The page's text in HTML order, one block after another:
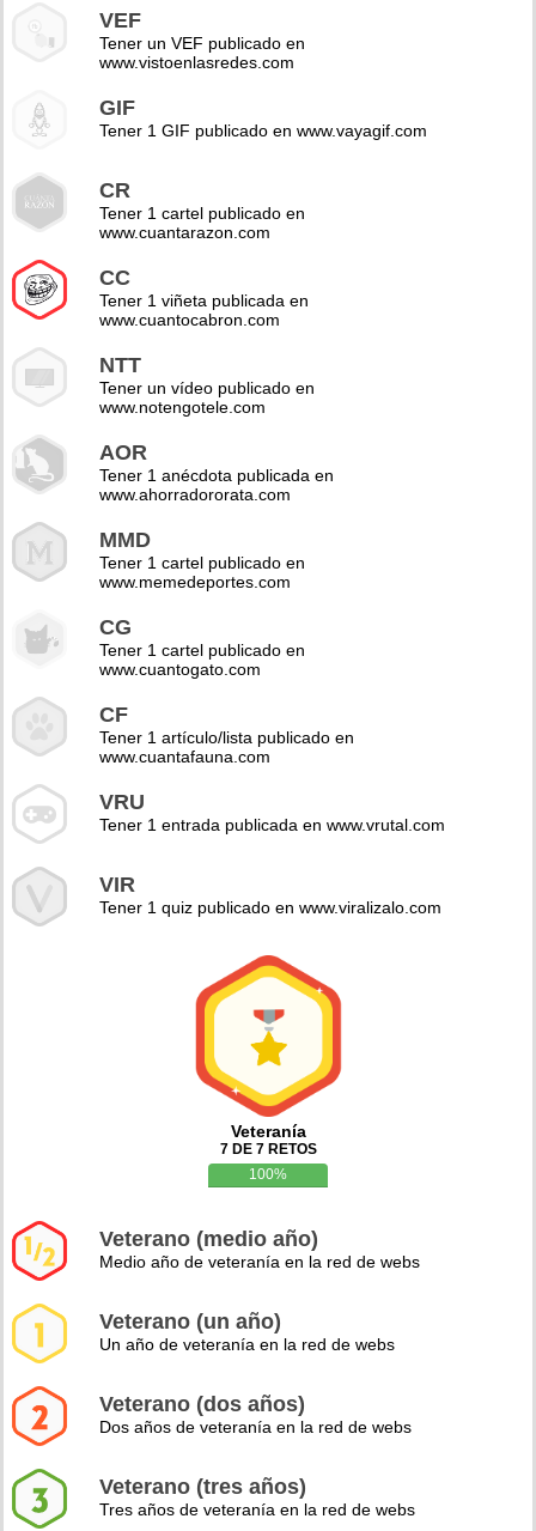
VEF
Tener un VEF publicado en
www.vistoenlasredes.com
GIF
Tener 1 GIF publicado en www.vayagif.com
CR
Tener 1 cartel publicado en
www.cuantarazon.com
CC
Tener 1 viñeta publicada en
www.cuantocabron.com
NTT
Tener un vídeo publicado en
www.notengotele.com
AOR
Tener 1 anécdota publicada en
www.ahorradororata.com
MMD
Tener 1 cartel publicado en
www.memedeportes.com
CG
Tener 1 cartel publicado en
www.cuantogato.com
CF
Tener 1 artículo/lista publicado en
www.cuantafauna.com
VRU
Tener 1 entrada publicada en www.vrutal.com
VIR
Tener 1 quiz publicado en www.viralizalo.com
Veteranía
7 DE 7 RETOS
100%
Veterano (medio año)
Medio año de veteranía en la red de webs
Veterano (un año)
Un año de veteranía en la red de webs
Veterano (dos años)
Dos años de veteranía en la red de webs
Veterano (tres años)
Tres años de veteranía en la red de webs